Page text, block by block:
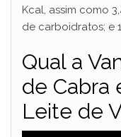
Kcal, assim como
de carboidratos; e
Qual a
de Cabra
Leite de